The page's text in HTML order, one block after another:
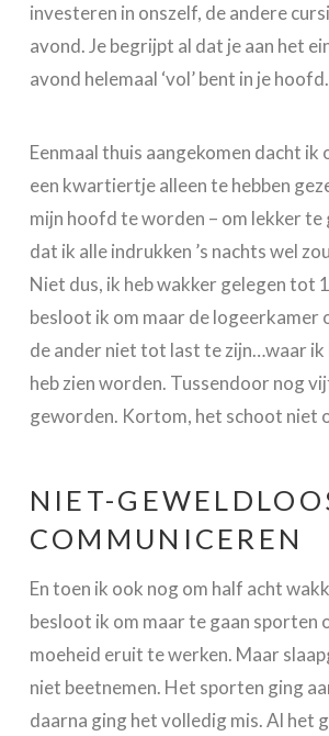
investeren in onszelf, de andere
avond. Je begrijpt al dat je aan het
avond helemaal ‘vol’ bent in je hoofd.
Eenmaal thuis aangekomen dacht ik
een kwartiertje alleen te hebben
mijn hoofd te worden – om lekker te
dat ik alle indrukken ’s nachts wel
Niet dus, ik heb wakker gelegen tot
besloot ik om maar de logeerkamer
de ander niet tot last te zijn…waar ik
heb zien worden. Tussendoor nog
geworden. Kortom, het schoot niet
NIET-
COMMUNICEREN
En toen ik ook nog om half acht
besloot ik om maar te gaan sporten
moeheid eruit te werken. Maar
niet beetnemen. Het sporten ging
daarna ging het volledig mis. Al het